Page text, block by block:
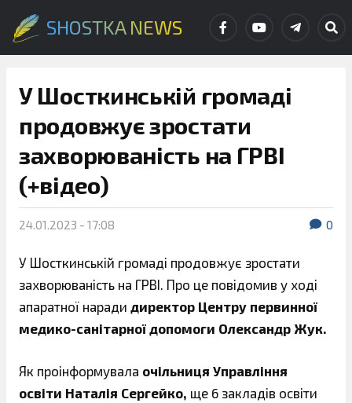
SHOSTKA NEWS
У Шосткинській громаді
продовжує зростати
захворюваність на ГРВІ
(+відео)
24.01.2023 - 17:08 0
У Шосткинській громаді продовжує зростати
захворюваність на ГРВІ. Про це повідомив у ході
апаратної наради директор Центру первинної
медико-санітарної допомоги Олександр Жук.
Як проінформувала очільниця Управління
освіти Наталія Сергейко, ще 6 закладів освіти